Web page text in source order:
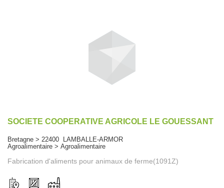
SOCIETE COOPERATIVE AGRICOLE LE GOUESSANT
Bretagne > 22400 LAMBALLE-ARMOR
Agroalimentaire > Agroalimentaire
Fabrication d'aliments pour animaux de ferme(1091Z)